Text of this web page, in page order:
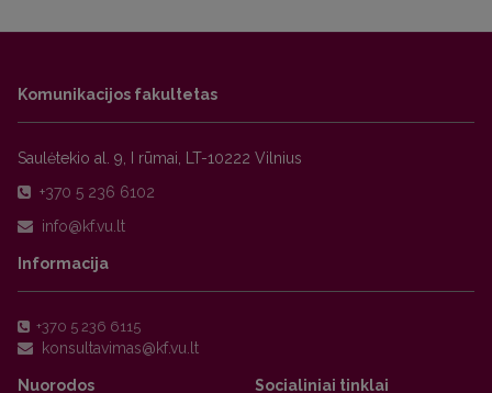
Komunikacijos fakultetas
Saulėtekio al. 9, I rūmai, LT-10222 Vilnius
+370 5 236 6102
Informacija
+370 5 236 6115
Nuorodos Socialiniai tinklai